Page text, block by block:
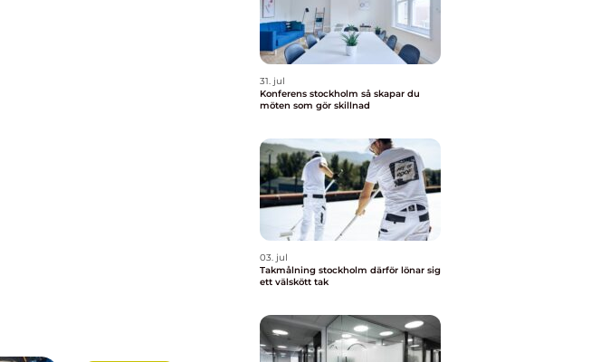
31. jul
Konferens stockholm så skapar du
möten som gör skillnad
03. jul
Takmålning stockholm därför lönar sig
ett välskött tak